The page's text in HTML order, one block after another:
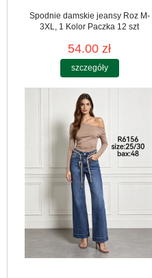
Spodnie damskie jeansy Roz M-
3XL, 1 Kolor Paczka 12 szt
54.00 zł
szczegóły